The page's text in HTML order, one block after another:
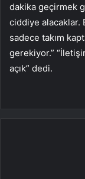
dakika geçirmek
ciddiye alacaklar.
sadece takım
gerekiyor.”
açık” dedi.